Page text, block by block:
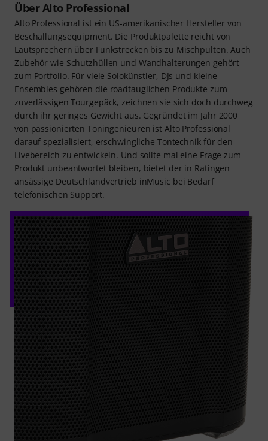
Über Alto Professional
Alto Professional ist ein US-amerikanischer Hersteller von
Beschallungsequipment. Die Produktpalette reicht von
Lautsprechern über Funkstrecken bis zu Mischpulten. Auch
Zubehör wie Schutzhüllen und Wandhalterungen gehört
zum Portfolio. Für viele Solokünstler, DJs und kleine
Ensembles gehören die roadtauglichen Produkte zum
zuverlässigen Tourgepäck, zeichnen sie sich doch durchweg
durch ihr geringes Gewicht aus. Gegründet im Jahr 2000
von passionierten Toningenieuren ist Alto Professional
darauf spezialisiert, erschwingliche Tontechnik für den
Livebereich zu entwickeln. Und sollte mal eine Frage zum
Produkt unbeantwortet bleiben, bietet der in Ratingen
ansässige Deutschlandvertrieb inMusic bei Bedarf
telefonischen Support.